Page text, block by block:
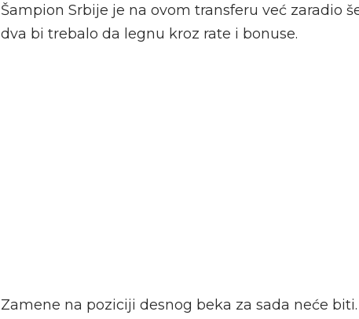
Šampion Srbije je na ovom transferu već zaradio
dva bi trebalo da legnu kroz rate i bonuse.
Zamene na poziciji desnog beka za sada neće